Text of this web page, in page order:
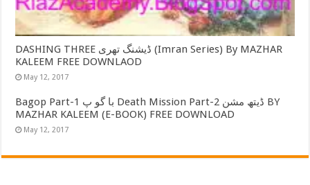
DASHING THREE ڈیشنگ تھری (Imran Series) By MAZHAR
KALEEM FREE DOWNLAOD
May 12, 2017
Bagop Part-1 با گو پ Death Mission Part-2 ڈیتھ مشن BY
MAZHAR KALEEM (E-BOOK) FREE DOWNLOAD
May 12, 2017